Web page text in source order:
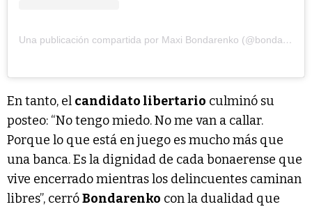
Una publicación compartida por Maxi Bondarenko (@bondarenkomaxi)
En tanto, el candidato libertario culminó su
posteo: “No tengo miedo. No me van a callar.
Porque lo que está en juego es mucho más que
una banca. Es la dignidad de cada bonaerense que
vive encerrado mientras los delincuentes caminan
libres”, cerróBondarenko con la dualidad que